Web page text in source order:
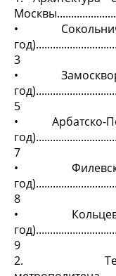
•
3
•
5
• Арбатско-
7
•
8
•
9
2.